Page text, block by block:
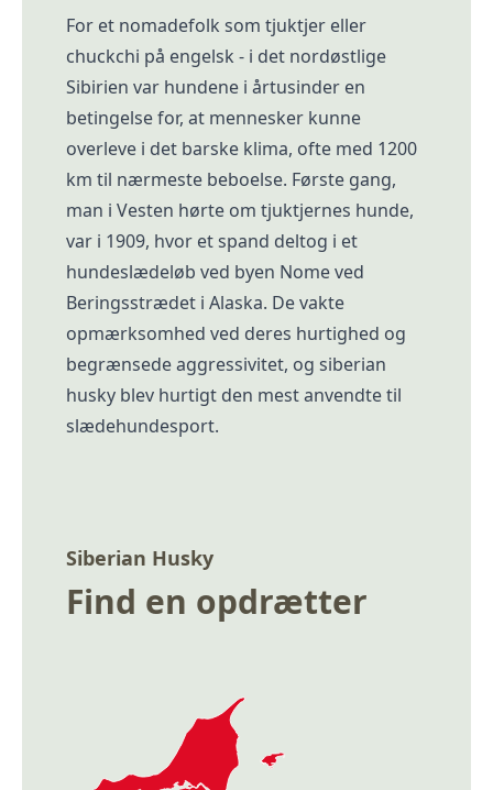
For et nomadefolk som tjuktjer eller
chuckchi på engelsk - i det nordøstlige
Sibirien var hundene i årtusinder en
betingelse for, at mennesker kunne
overleve i det barske klima, ofte med 1200
km til nærmeste beboelse. Første gang,
man i Vesten hørte om tjuktjernes hunde,
var i 1909, hvor et spand deltog i et
hundeslædeløb ved byen Nome ved
Beringsstrædet i Alaska. De vakte
opmærksomhed ved deres hurtighed og
begrænsede aggressivitet, og siberian
husky blev hurtigt den mest anvendte til
slædehundesport.
Siberian Husky
Find en opdrætter